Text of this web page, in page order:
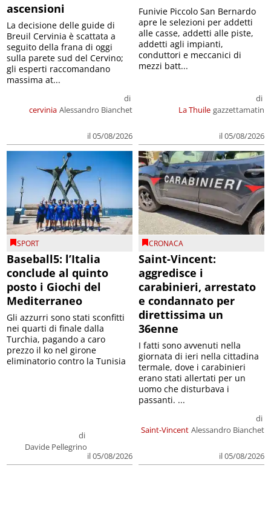
ascensioni
cervinia
di
Alessandro Bianchet
il 05/08/2026
La decisione delle guide di
Breuil Cervinia è scattata a
seguito della frana di oggi
sulla parete sud del Cervino;
gli esperti raccomandano
massima at...
La Thuile
di
gazzettamatin
il 05/08/2026
Funivie Piccolo San Bernardo
apre le selezioni per addetti
alle casse, addetti alle piste,
addetti agli impianti,
conduttori e meccanici di
mezzi batt...
SPORT
Baseball5: l’Italia
conclude al quinto
posto i Giochi del
Mediterraneo
di
Davide Pellegrino
il 05/08/2026
Gli azzurri sono stati sconfitti
nei quarti di finale dalla
Turchia, pagando a caro
prezzo il ko nel girone
eliminatorio contro la Tunisia
CRONACA
Saint-Vincent:
aggredisce i
carabinieri, arrestato
e condannato per
direttissima un
36enne
Saint-Vincent
di
Alessandro Bianchet
il 05/08/2026
I fatti sono avvenuti nella
giornata di ieri nella cittadina
termale, dove i carabinieri
erano stati allertati per un
uomo che disturbava i
passanti. ...